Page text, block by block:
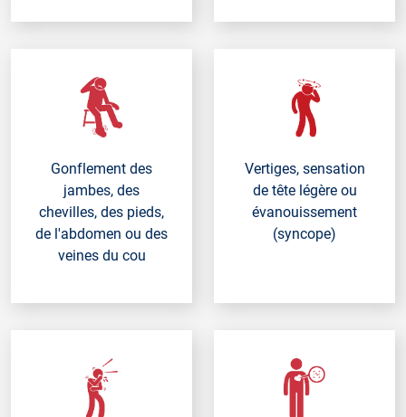
Gonflement des
jambes, des
chevilles, des pieds,
de l'abdomen ou des
veines du cou
Vertiges, sensation
de tête légère ou
évanouissement
(syncope)